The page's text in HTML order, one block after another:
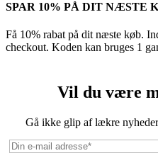
SPAR 10% PÅ DIT NÆSTE
Få 10% rabat på dit næste køb.
checkout. Koden kan bruges 1
Vil du være
Gå ikke glip af lækre